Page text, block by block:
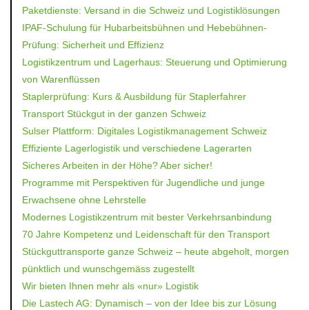
Paketdienste: Versand in die Schweiz und Logistiklösungen
IPAF-Schulung für Hubarbeitsbühnen und Hebebühnen-
Prüfung: Sicherheit und Effizienz
Logistikzentrum und Lagerhaus: Steuerung und Optimierung
von Warenflüssen
Staplerprüfung: Kurs & Ausbildung für Staplerfahrer
Transport Stückgut in der ganzen Schweiz
Sulser Plattform: Digitales Logistikmanagement Schweiz
Effiziente Lagerlogistik und verschiedene Lagerarten
Sicheres Arbeiten in der Höhe? Aber sicher!
Programme mit Perspektiven für Jugendliche und junge
Erwachsene ohne Lehrstelle
Modernes Logistikzentrum mit bester Verkehrsanbindung
70 Jahre Kompetenz und Leidenschaft für den Transport
Stückguttransporte ganze Schweiz – heute abgeholt, morgen
pünktlich und wunschgemäss zugestellt
Wir bieten Ihnen mehr als «nur» Logistik
Die Lastech AG: Dynamisch – von der Idee bis zur Lösung